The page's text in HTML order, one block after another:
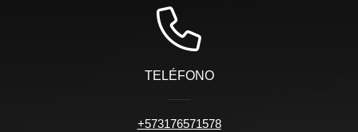
TELÉFONO
+573176571578